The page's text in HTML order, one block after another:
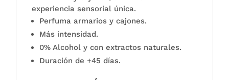
experiencia sensorial única.
Perfuma armarios y cajones.
Más intensidad.
0% Alcohol y con extractos naturales.
Duración de +45 días.